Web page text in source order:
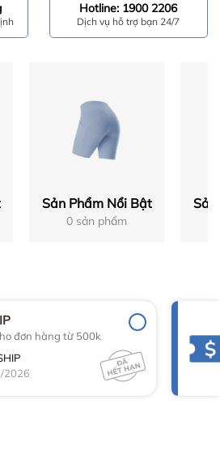
Hotline: 1900 2206
Dịch vụ hỗ trợ bạn 24/7
Sản Phẩm Nổi Bật
0 sản phẩm
đơn hàng từ 500k
2026